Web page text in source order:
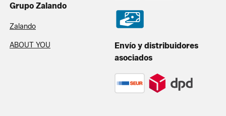
Grupo Zalando
Zalando
ABOUT YOU
Envío y distribuidores
asociados